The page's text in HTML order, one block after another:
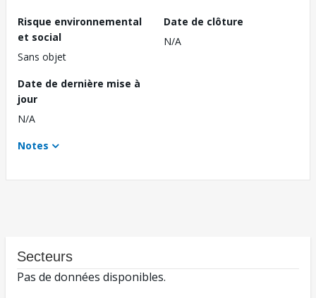
Risque environnemental
et social
Sans objet
Date de clôture
N/A
Date de dernière mise à
jour
N/A
Notes
Secteurs
Pas de données disponibles.